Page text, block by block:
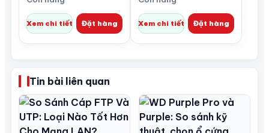
Xem chi tiết Đặt hàng Xem chi tiết Đặt hàng
Tin bài liên quan